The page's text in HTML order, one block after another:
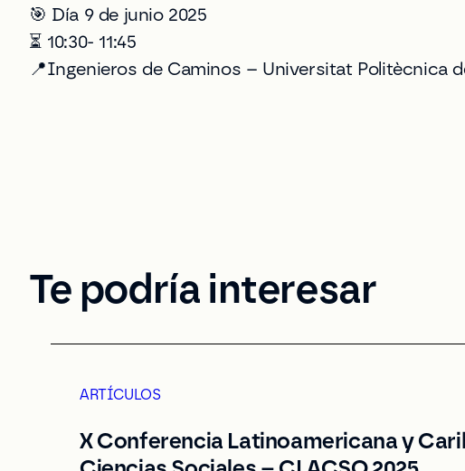
🎯 Día 9 de junio 2025
⏳ 10:30- 11:45
📍Ingenieros de Caminos – Universitat Politècnica
Te podría interesar
ARTÍCULOS
X Conferencia Latinoamericana y